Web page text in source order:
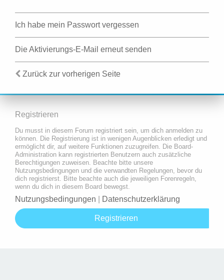
Ich habe mein Passwort vergessen
Die Aktivierungs-E-Mail erneut senden
Zurück zur vorherigen Seite
Registrieren
Du musst in diesem Forum registriert sein, um dich anmelden zu
können. Die Registrierung ist in wenigen Augenblicken erledigt und
ermöglicht dir, auf weitere Funktionen zuzugreifen. Die Board-
Administration kann registrierten Benutzern auch zusätzliche
Berechtigungen zuweisen. Beachte bitte unsere
Nutzungsbedingungen und die verwandten Regelungen, bevor du
dich registrierst. Bitte beachte auch die jeweiligen Forenregeln,
wenn du dich in diesem Board bewegst.
Nutzungsbedingungen Datenschutzerklärung
Registrieren